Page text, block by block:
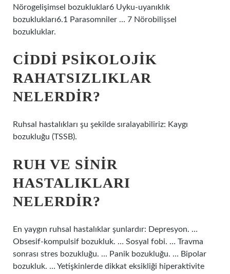
Nörogelişimsel bozukluklar6 Uyku-uyanıklık
bozuklukları6.1 Parasomniler … 7 Nörobilişsel
bozukluklar.
CIDDI PSIKOLOJIK
RAHATSIZLIKLAR
NELERDIR?
Ruhsal hastalıkları şu şekilde sıralayabiliriz: Kaygı
bozukluğu (TSSB).
RUH VE SINIR
HASTALIKLARI
NELERDIR?
En yaygın ruhsal hastalıklar şunlardır: Depresyon. …
Obsesif-kompulsif bozukluk. … Sosyal fobi. … Travma
sonrası stres bozukluğu. … Panik bozukluğu. … Bipolar
bozukluk. … Yetişkinlerde dikkat eksikliği hiperaktivite